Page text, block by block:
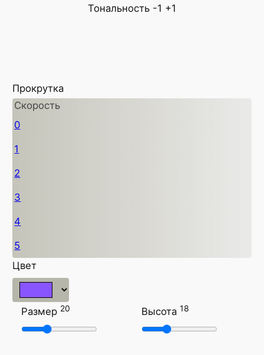
Тональность -1 +1
Прокрутка
Скорость
0
1
2
3
4
5
Цвет
Размер 20 Высота18